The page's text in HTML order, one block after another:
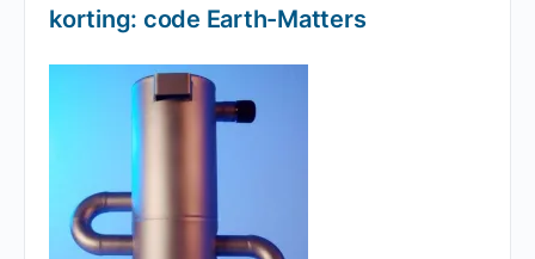
korting: code Earth-Matters